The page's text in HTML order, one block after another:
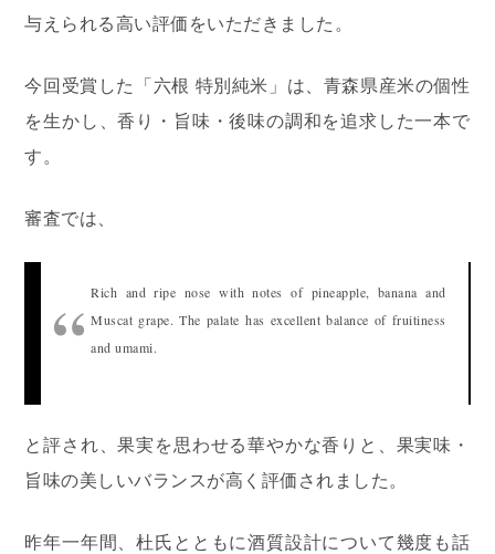
与えられる高い評価をいただきました。
今回受賞した「六根 特別純米」は、青森県産米の個性
を生かし、香り・旨味・後味の調和を追求した一本で
す。
審査では、
Rich and ripe nose with notes of pineapple, banana and
Muscat grape.The palate has excellent balance of fruitiness
and umami.
と評され、果実を思わせる華やかな香りと、果実味・
旨味の美しいバランスが高く評価されました。
昨年一年間、杜氏とともに酒質設計について幾度も話